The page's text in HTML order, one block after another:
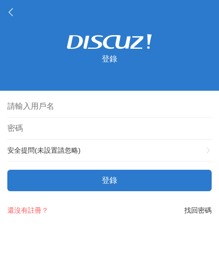
登錄
安全提問(未設置請忽略)
登錄
找回密碼
還沒有註冊？